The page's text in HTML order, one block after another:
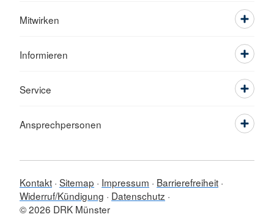
Mitwirken
Informieren
Service
Ansprechpersonen
Kontakt Sitemap Impressum
Barrierefreiheit
Widerruf/Kündigung
Datenschutz
© 2026 DRK Münster